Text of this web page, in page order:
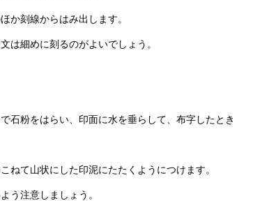
か刻線からはみ出します。
は細めに刻るのがよいでしょう。
石粉をはらい、印面に水を垂らして、布字したとき
ねて山状にした印泥にたたくようにつけます。
う注意しましょう。